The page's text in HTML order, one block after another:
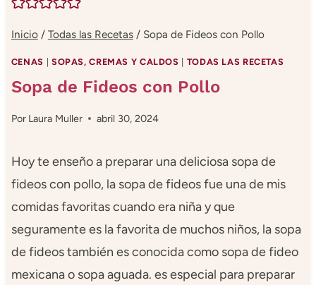
Inicio / Todas las Recetas / Sopa de Fideos con Pollo
CENAS SOPAS, CREMAS Y CALDOS TODAS LAS RECETAS
Sopa de Fideos con Pollo
Por Laura Muller abril 30, 2024
Hoy te enseño a preparar una deliciosa sopa de
fideos con pollo, la sopa de fideos fue una de mis
comidas favoritas cuando era niña y que
seguramente es la favorita de muchos niños, la sopa
de fideos también es conocida como sopa de fideo
mexicana o sopa aguada. es especial para preparar